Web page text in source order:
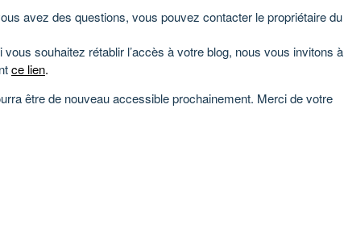
avez des questions, vous pouvez contacter le propriétaire du
vous souhaitez rétablir l’accès à votre blog, nous vous invitons à
ce lien.
être de nouveau accessible prochainement. Merci de votre